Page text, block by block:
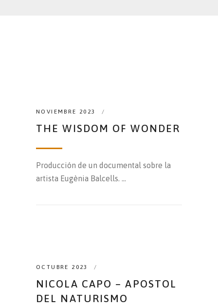
NOVIEMBRE 2023
THE WISDOM OF WONDER
Producción de un documental sobre la
artista Eugènia Balcells.
OCTUBRE 2023
NICOLA CAPO – APOSTOL
DEL NATURISMO